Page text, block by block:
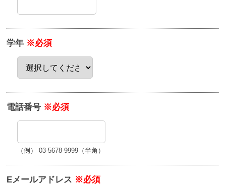
学年 ※必須
電話番号 ※必須
（例） 03-5678-9999（半角）
Eメールアドレス ※必須